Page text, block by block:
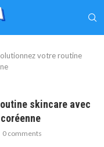
votre routine
skincare avec
0 comments